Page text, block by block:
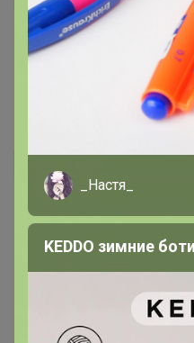
Тряпочка классная, полы
меня она линяет малость...
19 ноября, 2017 11:09
Тряпочка
(у меня линолеум с
полы дольше чистыми
10 октября, 2017 19:56
_Настя_
KEDDO зимние